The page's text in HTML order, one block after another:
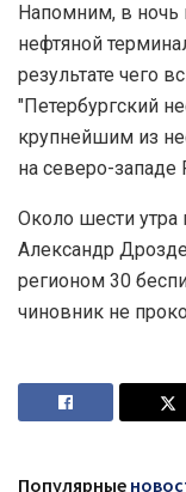
Напомним, в ночь
нефтяной
результате чего
"Петербургский
крупнейшим из
на северо-западе
Около шести утра
Александр
регионом 30
чиновник не
Популярные